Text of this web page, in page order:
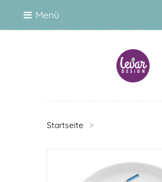
Menü
Startseite >